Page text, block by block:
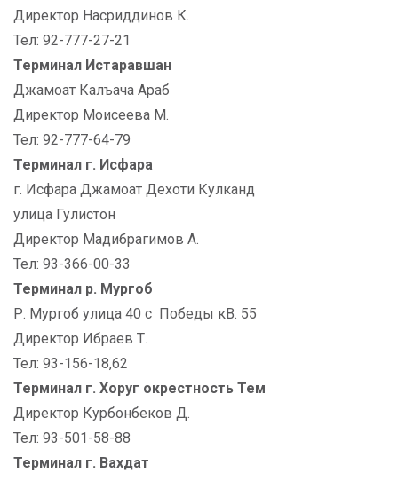
Директор Насриддинов К.
Тел: 92-777-27-21
Терминал Истаравшан
Джамоат Калъача Араб
Директор Моисеева М.
Тел: 92-777-64-79
Терминал г. Исфара
г. Исфара Джамоат Дехоти Кулканд
улица Гулистон
Директор Мадибрагимов А.
Тел: 93-366-00-33
Терминал р. Мургоб
Р. Мургоб улица 40 с Победы кВ. 55
Директор Ибраев Т.
Тел: 93-156-18,62
Терминал г. Хоруг окрестность Тем
Директор Курбонбеков Д.
Тел: 93-501-58-88
Терминал г. Вахдат